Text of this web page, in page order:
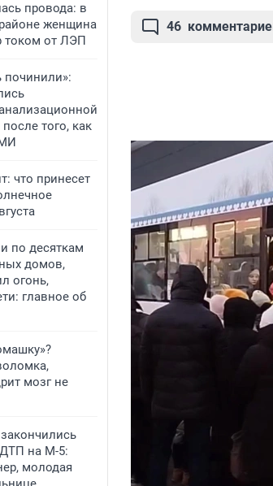
провода: в
женщина
током от ЛЭП
починили»:
того, как
что принесет
по десяткам
домов,
огонь,
главное об
мозг не
на М-5:
молодая
46